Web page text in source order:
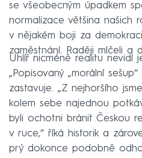
se všeobecným úpadkem
normalizace většina našich
v nějakém boji za
zaměstnání. Raději mlčeli a
Uhlíř nicméně realitu nevidí
„Popisovaný „morální
zastavuje. „Z nejhoršího
kolem sebe najednou
byli ochotni bránit Českou
v ruce,“ říká historik a
prý dokonce podobně